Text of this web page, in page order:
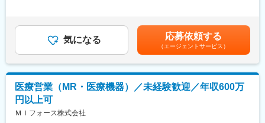
将来のキャリアに関してサポートをしていきます。
《職種に関して》
■MRとは主に医師や薬剤師等へ、担当製品の情報提供を行いま
す。担当施設の患者様に応じた情報提供や、担当製品の処方後の
情報収集を行います。
変更の範囲：会社の定める業務
具体的には、「どんな病気に効くか（効果）／安全性（副作用や
注意点）／品質に問題はないか」をわかりやすく伝えます
また、現場で使われた際の声を聞き取り製薬会社へ届け、より良
い薬づくりにも貢献します
自分が関わった薬が患者様の治療につながり、感謝されるやりが
いのある仕事です
＼＼求人のポイント／／
◎未経験から医療業界へ｜大手製薬会社のプロジェクトで働ける
を全額支給 ■賞与年2回（昨年度実績4.2ヶ月）、報酬改定年1回■
全国勤務が可能な方は、50万円の一時金を支給(3ヶ月の試用期間
後の翌月給与で支給)賃金はあくまでも目安の金額であり、選考を
通じて上下する可能性があります。月給(月額)は固定手当を含めた
表記です。
気になる 応募依頼する
（エージェントサービス）
医療営業（MR・医療機器）／未経験歓迎／年収600万
円以上可
ＭＩフォース株式会社